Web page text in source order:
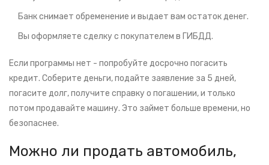
Банк снимает обременение и выдает вам остаток денег.
Вы оформляете сделку с покупателем в ГИБДД.
Если программы нет - попробуйте досрочно погасить
кредит. Соберите деньги, подайте заявление за 5 дней,
погасите долг, получите справку о погашении, и только
потом продавайте машину. Это займет больше времени, но
безопаснее.
Можно ли продать автомобиль,